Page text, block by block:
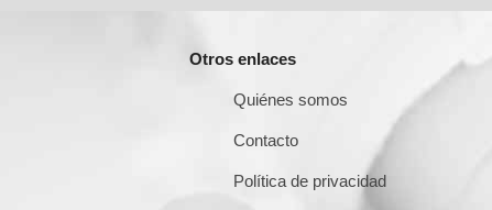
Otros enlaces
Quiénes somos
Contacto
Política de privacidad